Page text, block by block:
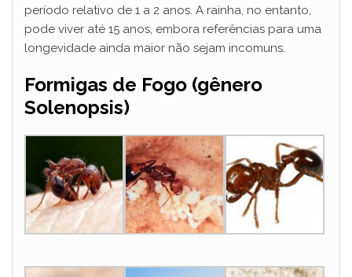
período relativo de 1 a 2 anos. A rainha, no entanto,
pode viver até 15 anos, embora referências para uma
longevidade ainda maior não sejam incomuns.
Formigas de Fogo (gênero
Solenopsis)